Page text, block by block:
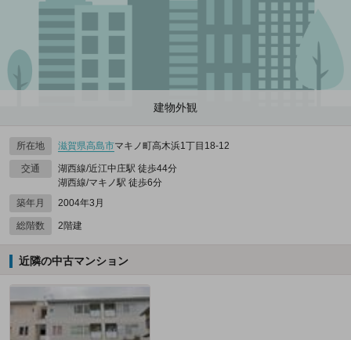
建物外観
所在地 滋賀県高島市マキノ町高木浜1丁目18-12
交通
湖西線/近江中庄駅 徒歩44分
湖西線/マキノ駅 徒歩6分
築年月
2004年3月
総階数 2階建
近隣の中古マンション